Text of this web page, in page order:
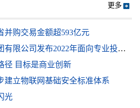
更多
并购交易金额超593亿元
发布2022年面向专业投资者公开发行公司债券
径 目标是商业创新
建立物联网基础安全标准体系
光